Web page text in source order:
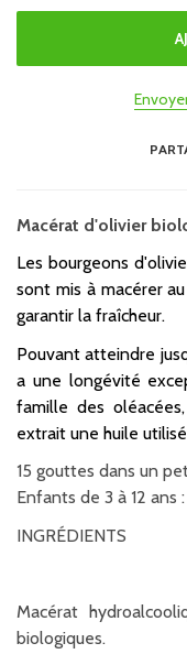
Macérat d'olivier
Les bourgeons
sont mis à macérer
garantir la fraîcheur.
Pouvant atteindre
a une longévité
famille des
extrait une huile
15 gouttes dans un
Enfants de 3 à 12 ans
INGRÉDIENTS
Macérat
biologiques.